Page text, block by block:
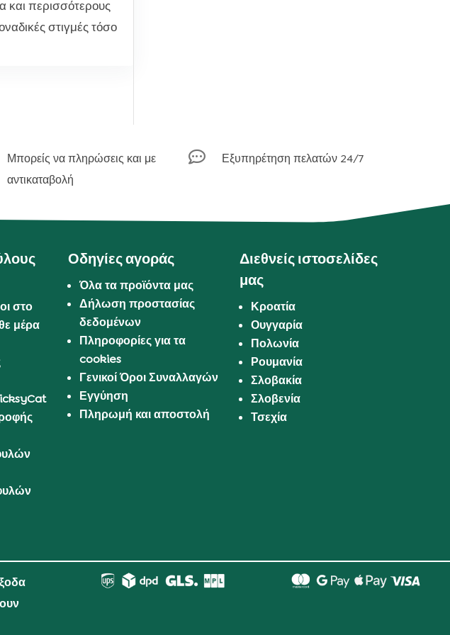
και περισσότερους
στιγμές τόσο
Μπορείς να πληρώσεις και με
αντικαταβολή
 Εξυπηρέτηση πελατών 24/7
στο
μέρα
Οδηγίες αγοράς
Όλα τα προϊόντα μας
Δήλωση προστασίας
δεδομένων
Πληροφορίες για τα
cookies
Γενικοί Όροι Συναλλαγών
Εγγύηση
Πληρωμή και αποστολή
Διεθνείς ιστοσελίδες
μας
Κροατία
Ουγγαρία
Πολωνία
Ρουμανία
Σλοβακία
Σλοβενία
Τσεχία